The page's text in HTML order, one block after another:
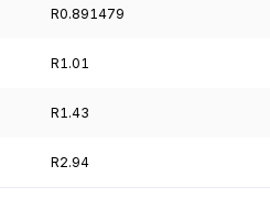
R0.891479
R1.01
R1.43
R2.94